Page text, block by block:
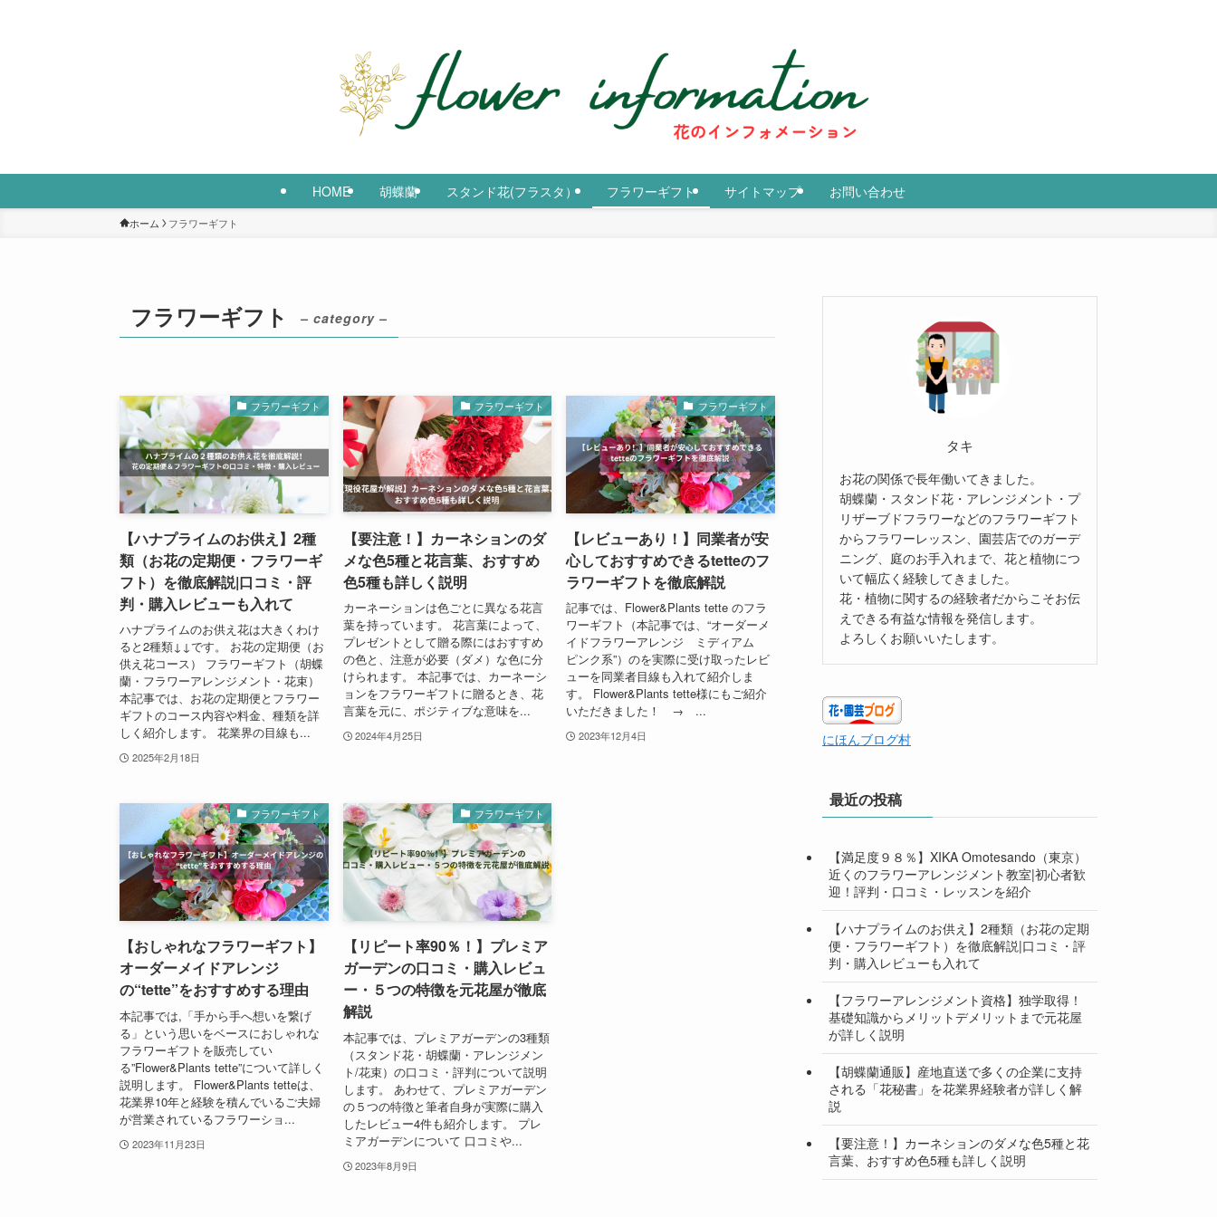
HOME 胡蝶蘭 スタンド花(フラスタ） フラワーギフト サイトマップ お問い合わせ
ホーム フラワーギフト
フラワーギフト – category –
フラワーギフト
【ハナプライムのお供え】2種
類（お花の定期便・フラワーギ
フト）を徹底解説|口コミ・評
判・購入レビューも入れて
ハナプライムのお供え花は大きくわけ
ると2種類↓↓です。 お花の定期便（お
供え花コース） フラワーギフト（胡蝶
蘭・フラワーアレンジメント・花束）
本記事では、お花の定期便とフラワー
ギフトのコース内容や料金、種類を詳
しく紹介します。 花業界の目線も...
2025年2月18日
フラワーギフト
【要注意！】カーネションのダ
メな色5種と花言葉、おすすめ
色5種も詳しく説明
カーネーションは色ごとに異なる花言
葉を持っています。 花言葉によって、
プレゼントとして贈る際にはおすすめ
の色と、注意が必要（ダメ）な色に分
けられます。 本記事では、カーネーシ
ョンをフラワーギフトに贈るとき、花
言葉を元に、ポジティブな意味を...
2024年4月25日
フラワーギフト
【レビューあり！】同業者が安
心しておすすめできるtetteのフ
ラワーギフトを徹底解説
記事では、Flower&Plants tette のフラ
ワーギフト（本記事では、“オーダーメ
イドフラワーアレンジ ミディアム
ピンク系”）のを実際に受け取ったレビ
ューを同業者目線も入れて紹介しま
す。 Flower&Plants tette様にもご紹介
いただきました！ → ...
2023年12月4日
フラワーギフト
【おしゃれなフラワーギフト】
オーダーメイドアレンジ
の“tette”をおすすめする理由
本記事では,「手から手へ想いを繋げ
る」という思いをベースにおしゃれな
フラワーギフトを販売してい
る”Flower&Plants tette”について詳しく
説明します。 Flower&Plants tetteは、
花業界10年と経験を積んでいるご夫婦
が営業されているフラワーショ...
2023年11月23日
フラワーギフト
【リピート率90％！】プレミア
ガーデンの口コミ・購入レビュ
ー・５つの特徴を元花屋が徹底
解説
本記事では、プレミアガーデンの3種類
（スタンド花・胡蝶蘭・アレンジメン
ト/花束）の口コミ・評判について説明
します。 あわせて、プレミアガーデン
の５つの特徴と筆者自身が実際に購入
したレビュー4件も紹介します。 プレ
ミアガーデンについて 口コミや...
2023年8月9日
タキ
お花の関係で長年働いてきました。
胡蝶蘭・スタンド花・アレンジメント・プ
リザーブドフラワーなどのフラワーギフト
からフラワーレッスン、園芸店でのガーデ
ニング、庭のお手入れまで、花と植物につ
いて幅広く経験してきました。
花・植物に関するの経験者だからこそお伝
えできる有益な情報を発信します。
よろしくお願いいたします。
にほんブログ村
最近の投稿
【満足度９８％】XIKA Omotesando（東京）
近くのフラワーアレンジメント教室|初心者歓
迎！評判・口コミ・レッスンを紹介
【ハナプライムのお供え】2種類（お花の定期
便・フラワーギフト）を徹底解説|口コミ・評
判・購入レビューも入れて
【フラワーアレンジメント資格】独学取得！
基礎知識からメリットデメリットまで元花屋
が詳しく説明
【胡蝶蘭通販】産地直送で多くの企業に支持
される「花秘書」を花業界経験者が詳しく解
説
【要注意！】カーネションのダメな色5種と花
言葉、おすすめ色5種も詳しく説明